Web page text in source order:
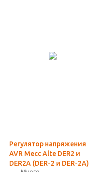
Регулятор напряжения
AVR Mecc Alte DER2 и
DER2A (DER-2 и DER-2A)